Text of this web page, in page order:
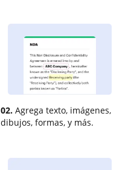
02. Agrega texto, imágenes,
dibujos, formas, y más.